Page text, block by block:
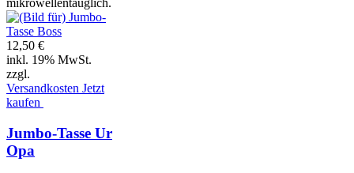
12,50 €
inkl. 19% MwSt.
zzgl.
Versandkosten Jetzt
kaufen
Jumbo-Tasse Ur
Opa